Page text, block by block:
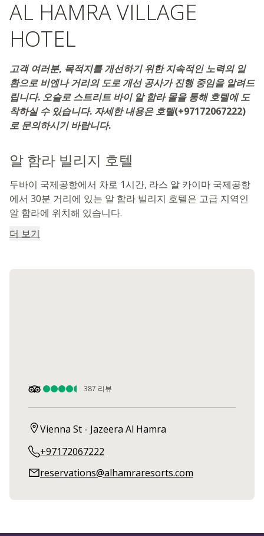
AL HAMRA VILLAGE
HOTEL
고객 여러분, 목적지를 개선하기 위한 지속적인 노력의 일
환으로 비엔나 거리의 도로 개선 공사가 진행 중임을 알려드
립니다. 오슬로 스트리트 바이 알 함라 몰을 통해 호텔에 도
착하실 수 있습니다. 자세한 내용은 호텔(+97172067222)
로 문의하시기 바랍니다.
알 함라 빌리지 호텔
두바이 국제공항에서 차로 1시간, 라스 알 카이마 국제공항
에서 30분 거리에 있는 알 함라 빌리지 호텔은 고급 지역인
알 함라에 위치해 있습니다.
더 보기
387 리뷰
Vienna St - Jazeera Al Hamra
+97172067222
reservations@alhamraresorts.com